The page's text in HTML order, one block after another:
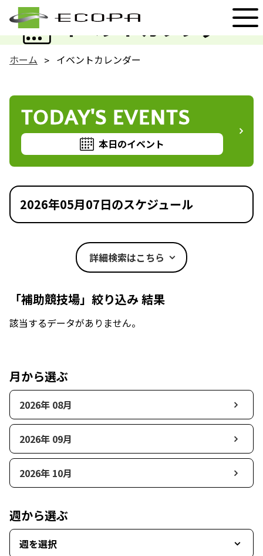
イベントカレンダー
EVENT
ホーム イベントカレンダー
TODAY'S EVENTS
本日のイベント
2026年05月07日のスケジュール
詳細検索はこちら
「補助競技場」絞り込み 結果
該当するデータがありません。
月から選ぶ
2026年 08月
2026年 09月
2026年 10月
週から選ぶ
週を選択